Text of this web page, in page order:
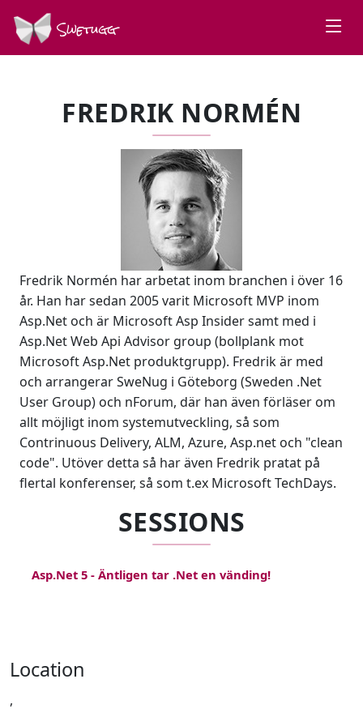
Swetugg
FREDRIK NORMÉN
Fredrik Normén har arbetat inom branchen i över 16
år. Han har sedan 2005 varit Microsoft MVP inom
Asp.Net och är Microsoft Asp Insider samt med i
Asp.Net Web Api Advisor group (bollplank mot
Microsoft Asp.Net produktgrupp). Fredrik är med
och arrangerar SweNug i Göteborg (Sweden .Net
User Group) och nForum, där han även förläser om
allt möjligt inom systemutveckling, så som
Contrinuous Delivery, ALM, Azure, Asp.net och "clean
code". Utöver detta så har även Fredrik pratat på
flertal konferenser, så som t.ex Microsoft TechDays.
SESSIONS
Asp.Net 5 - Äntligen tar .Net en vänding!
Location
,